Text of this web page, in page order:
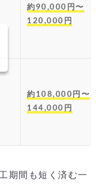
約90,000円〜
120,000円
約108,000円〜
144,000円
期間も短く済む一